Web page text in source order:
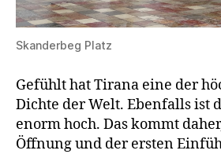
Skanderbeg Platz
Gefühlt hat Tirana eine der
Dichte der Welt. Ebenfalls ist
enorm hoch. Das kommt
Öffnung und der ersten